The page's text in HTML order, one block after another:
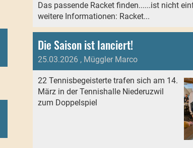
Das passende Racket finden......ist nicht
weitere Informationen: Racket...
Die Saison ist lanciert!
25.03.2026 , Müggler Marco
22 Tennisbegeisterte trafen sich am 14.
März in der Tennishalle Niederuzwil
zum Doppelspiel